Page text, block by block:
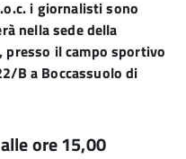
i giornalisti sono
nella sede della
presso il campo sportivo
B a Boccassuolo di
ore 15,00